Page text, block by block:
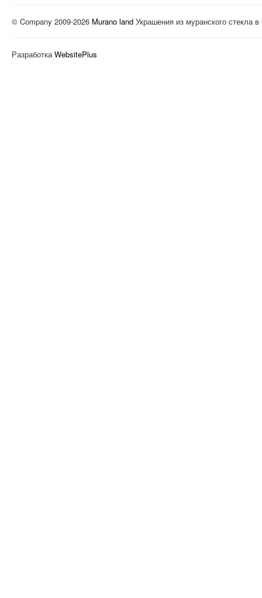
© Company 2009-2026 Murano land Украшения из муранского стекла в
Разработка WebsitePlus